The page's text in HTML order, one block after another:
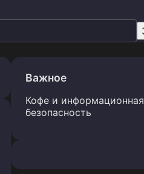
Важное
Кофе и информационная
безопасность